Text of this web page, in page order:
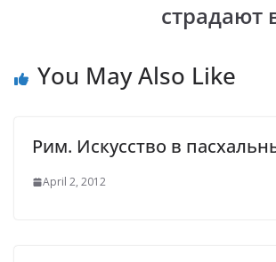
страдают
You May Also Like
Рим. Искусство в
April 2, 2012